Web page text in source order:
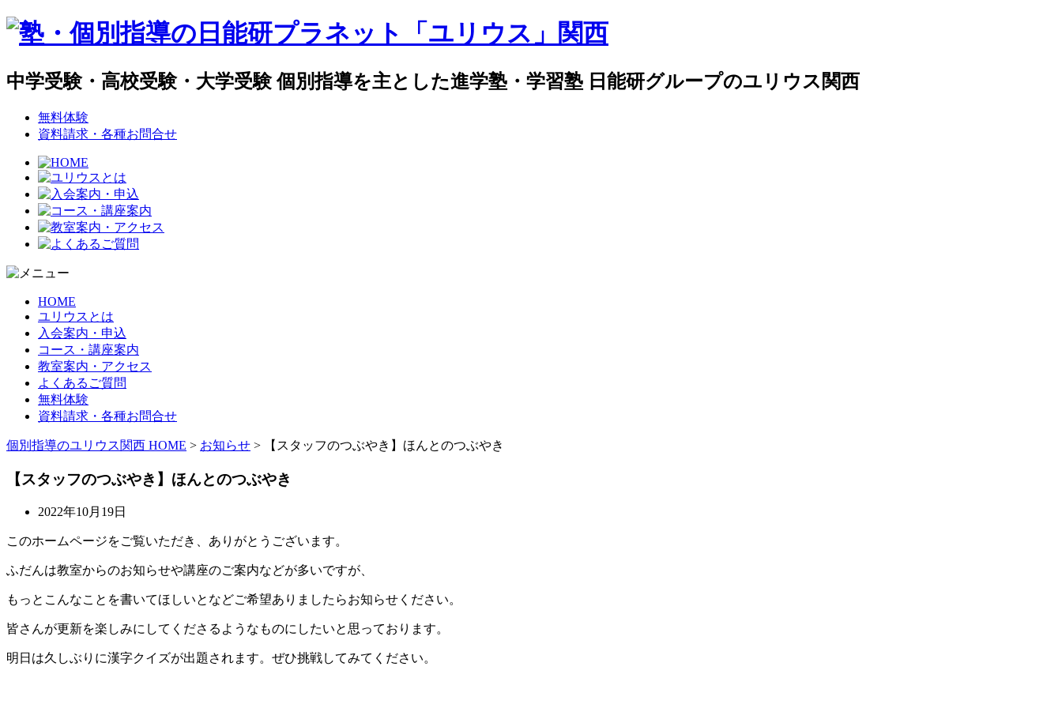
中学受験・高校受験・大学受験 個別指導を主とした進学塾・学習塾 日能研グループのユリウス関西
無料体験
資料請求・各種お問合せ
HOME
ユリウスとは
入会案内・申込
コース・講座案内
教室案内・アクセス
よくあるご質問
無料体験
資料請求・各種お問合せ
個別指導のユリウス関西 HOME > お知らせ > 【スタッフのつぶやき】ほんとのつぶやき
【スタッフのつぶやき】ほんとのつぶやき
2022年10月19日
このホームページをご覧いただき、ありがとうございます。
ふだんは教室からのお知らせや講座のご案内などが多いですが、
もっとこんなことを書いてほしいとなどご希望ありましたらお知らせください。
皆さんが更新を楽しみにしてくださるようなものにしたいと思っております。
明日は久しぶりに漢字クイズが出題されます。ぜひ挑戦してみてください。